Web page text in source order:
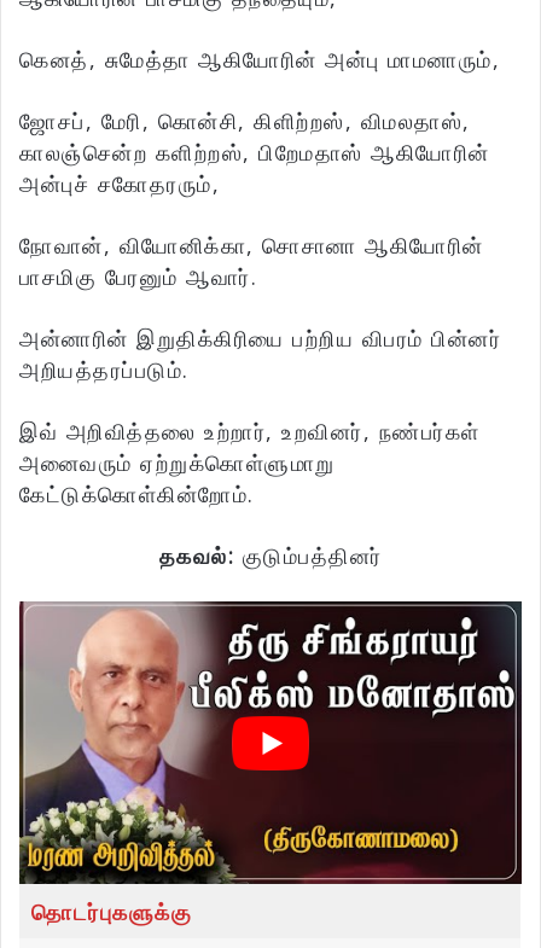
கெனத், சுமேத்தா ஆகியோரின் அன்பு மாமனாரும்,
ஜோசப், மேரி, கொன்சி, கிளிற்றஸ், விமலதாஸ்,
காலஞ்சென்ற களிற்றஸ், பிறேமதாஸ் ஆகியோரின்
அன்புச் சகோதரரும்,
நோவான், வியோனிக்கா, சொசானா ஆகியோரின்
பாசமிகு பேரனும் ஆவார்.
அன்னாரின் இறுதிக்கிரியை பற்றிய விபரம் பின்னர்
அறியத்தரப்படும்.
இவ் அறிவித்தலை உற்றார், உறவினர், நண்பர்கள்
அனைவரும் ஏற்றுக்கொள்ளுமாறு
கேட்டுக்கொள்கின்றோம்.
தகவல்: குடும்பத்தினர்
தொடர்புகளுக்கு